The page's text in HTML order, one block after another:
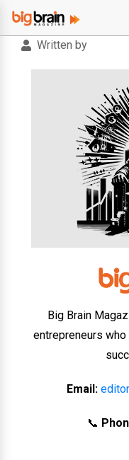
Written by
Big Brain
entrepreneurs
Email:
📞